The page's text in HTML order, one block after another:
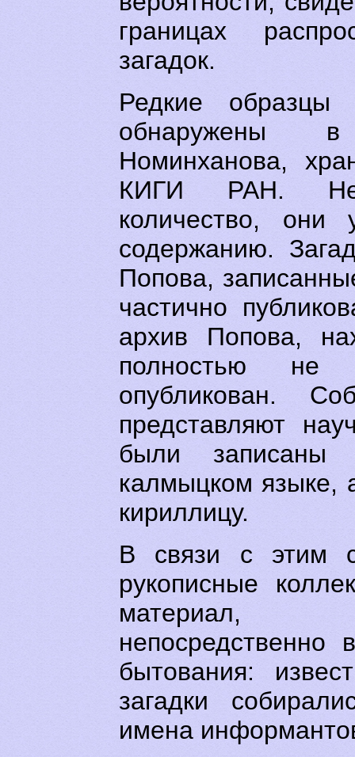
границах
загадок.
Редкие образцы
обнаружены
Номинханова,
КИГИ РАН.
количество, они
содержанию.
Попова,
частично
архив Попова,
полностью
опубликован.
представляют
были записаны
калмыцком языке,
кириллицу.
В связи с этим
рукописные
материал,
непосредственно
бытования:
загадки
имена